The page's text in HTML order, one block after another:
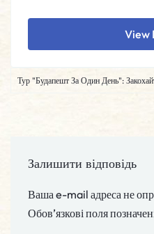
View
Тур "Будапешт За Один День":
Залишити відповідь
Ваша e-mail адреса не
Обов’язкові поля